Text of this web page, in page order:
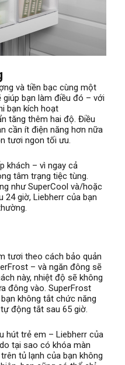
và tiền bạc cùng một
bạn làm điều đó – với
bạn kích hoạt
tăng thêm hai độ. Điều
cần ít điện năng hơn nữa
tươi ngon tối ưu.
khách – vì ngay cả
tâm trạng tiệc tùng.
như SuperCool và/hoặc
24 giờ, Liebherr của bạn
tươi theo cách bảo quản
– và ngăn đông sẽ
này, nhiệt độ sẽ không
đông vào. SuperFrost
không tắt chức năng
động tắt sau 65 giờ.
hút trẻ em – Liebherr của
tại sao có khóa màn
tủ lạnh của bạn không